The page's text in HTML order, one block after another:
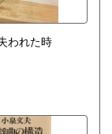
われた時